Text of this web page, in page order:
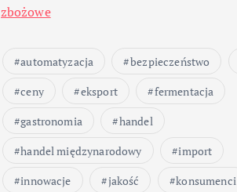
zbożowe
automatyzacja bezpieczeństwo
ceny
eksport
fermentacja
gastronomia
handel
handel międzynarodowy
import
innowacje
jakość
konsumenci